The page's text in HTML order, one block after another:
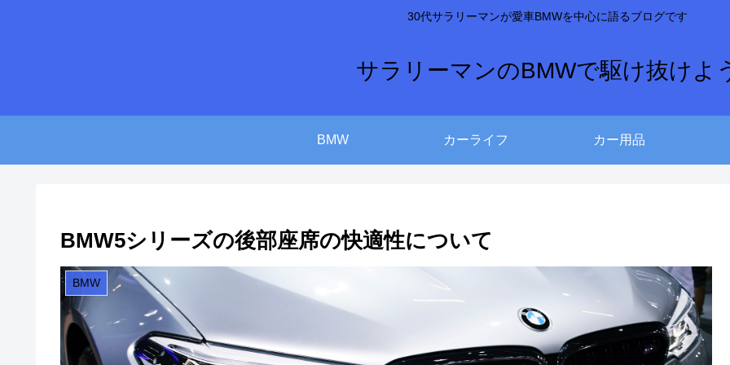
30代サラリーマンが愛車BMWを中心に語るブログです
サラリーマンのBMWで駆け抜けよ
BMW カーライフ カー用品
BMW5シリーズの後部座席の快適性について
BMW